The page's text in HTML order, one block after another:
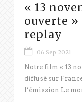
« 13
ouverte »
replay
06 Sep 2021
Notre film « 13
diffusé sur
l’émission Le